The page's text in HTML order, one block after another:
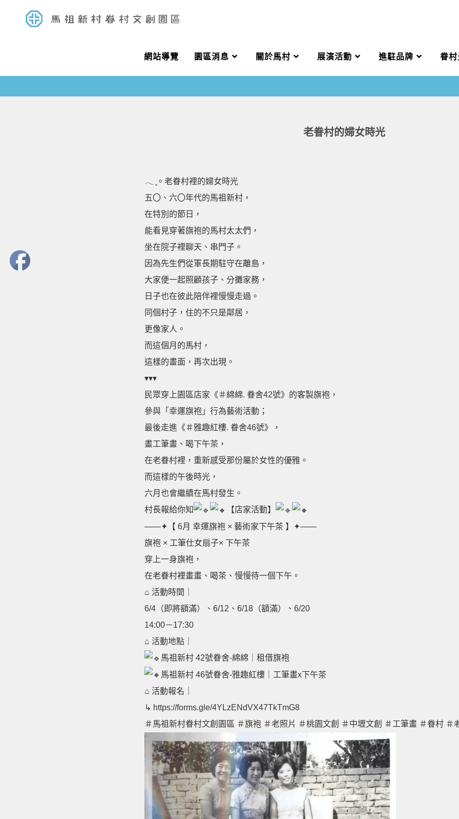
網站導覽 園區消息 關於馬村 展演活動 進駐品牌 眷村
老眷村的婦女時光
𓂃 ̥。老眷村裡的婦女時光
五〇、六〇年代的馬祖新村，
在特別的節日，
能看見穿著旗袍的馬村太太們，
坐在院子裡聊天、串門子。
因為先生們從軍長期駐守在離島，
大家便一起照顧孩子、分攤家務，
日子也在彼此陪伴裡慢慢走過。
同個村子，住的不只是鄰居，
更像家人。
而這個月的馬村，
這樣的畫面，再次出現。
▾▾▾
民眾穿上園區店家《＃綿綿. 眷舍42號》的客製旗袍，
參與「幸運旗袍」行為藝術活動；
最後走進《＃雅趣紅樓. 眷舍46號》，
畫工筆畫、喝下午茶，
在老眷村裡，重新感受那份屬於女性的優雅。
而這樣的午後時光，
六月也會繼續在馬村發生。
村長報給你知
【店家活動】
——✦【 6月 幸運旗袍 × 藝術家下午茶 】✦——
旗袍 × 工筆仕女扇子× 下午茶
穿上一身旗袍，
在老眷村裡畫畫、喝茶、慢慢待一個下午。
⌂ 活動時間｜
6/4（即將額滿）、6/12、6/18（額滿）、6/20
14:00－17:30
⌂ 活動地點｜
馬祖新村 42號眷舍-綿綿｜租借旗袍
馬祖新村 46號眷舍-雅趣紅樓｜工筆畫x下午茶
⌂ 活動報名｜
↳ https://forms.gle/4YLzENdVX47TkTmG8
＃馬祖新村眷村文創園區 ＃旗袍 ＃老照片 ＃桃園文創 ＃中壢文創 ＃工筆畫 ＃眷村 ＃